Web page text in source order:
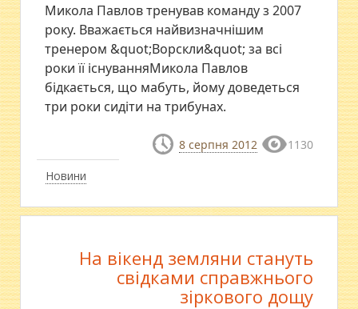
Новини
Микола Павлов тренував команду з 2007
року. Вважається найвизначнішим
тренером &quot;Ворскли&quot; за всі
роки її існуванняМикола Павлов
бідкається, що мабуть, йому доведеться
три роки сидіти на трибунах.
8 серпня 2012 1130
На вікенд земляни стануть
свідками справжнього
зіркового дощу